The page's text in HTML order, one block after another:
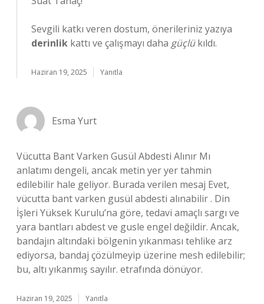
Sevgili katkı veren dostum, önerileriniz yazıya
derinlik kattı ve çalışmayı daha güçlükıldı.
Haziran 19, 2025 Yanıtla
Esma Yurt
Vücutta Bant Varken Gusül Abdesti Alınır Mı
anlatımı dengeli, ancak metin yer yer tahmin
edilebilir hale geliyor. Burada verilen mesaj Evet,
vücutta bant varken gusül abdesti alınabilir . Din
İşleri Yüksek Kurulu’na göre, tedavi amaçlı sargı ve
yara bantları abdest ve gusle engel değildir. Ancak,
bandajın altındaki bölgenin yıkanması tehlike arz
ediyorsa, bandaj çözülmeyip üzerine mesh edilebilir;
bu, altı yıkanmış sayılır. etrafında dönüyor.
Haziran 19, 2025 Yanıtla